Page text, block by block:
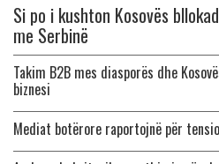
Si po i kushton Kosovës
me Serbinë
Takim B2B mes diasporës dhe
biznesi
Mediat botërore raportojnë për